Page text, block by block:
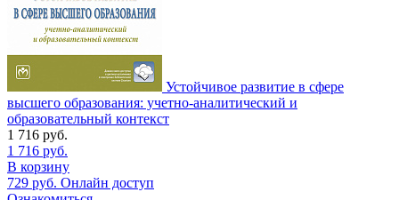
Устойчивое развитие в сфере
высшего образования: учетно-аналитический и
образовательный контекст
1 716 руб.
1 716 руб.
В корзину
729 руб. Онлайн доступ